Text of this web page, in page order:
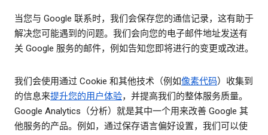
当您与 Google 联系时，我们会保存您的通信记录，这有助于
解决您可能遇到的问题。我们会向您的电子邮件地址发送有
关 Google 服务的邮件，例如告知您即将进行的变更或改进。
我们会使用通过 Cookie 和其他技术（例如像素代码）收集到
的信息来提升您的用户体验，并提高我们的整体服务质量。
Google Analytics（分析）就是其中一个用来改善 Google 其
他服务的产品。例如，通过保存语言偏好设置，我们可以使